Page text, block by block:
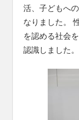
活、子どもへ
なりました。
を認める社会
認識しました